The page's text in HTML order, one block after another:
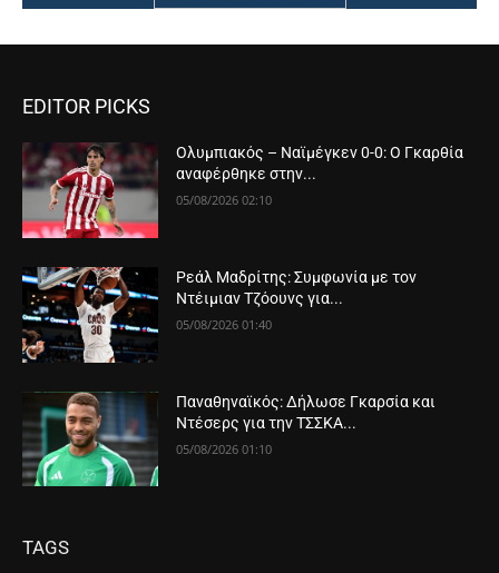
EDITOR PICKS
Ολυμπιακός – Ναϊμέγκεν 0-0: Ο Γκαρθία
αναφέρθηκε στην...
05/08/2026 02:10
Ρεάλ Μαδρίτης: Συμφωνία με τον
Ντέιμιαν Τζόουνς για...
05/08/2026 01:40
Παναθηναϊκός: Δήλωσε Γκαρσία και
Ντέσερς για την ΤΣΣΚΑ...
05/08/2026 01:10
TAGS